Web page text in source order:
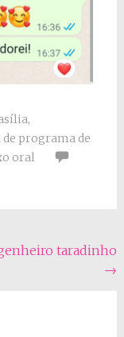
,
de programa de
oral
taradinho
→